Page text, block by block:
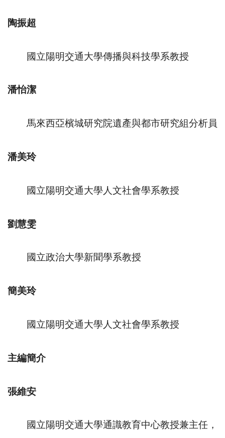
陶振超
國立陽明交通大學傳播與科技學系教授
潘怡潔
馬來西亞檳城研究院遺產與都市研究組分析員
潘美玲
國立陽明交通大學人文社會學系教授
劉慧雯
國立政治大學新聞學系教授
簡美玲
國立陽明交通大學人文社會學系教授
主編簡介
張維安
國立陽明交通大學通識教育中心教授兼主任，